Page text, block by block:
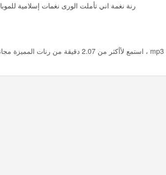
رنة نغمة اني تأملت الورى نغمات إسلامية